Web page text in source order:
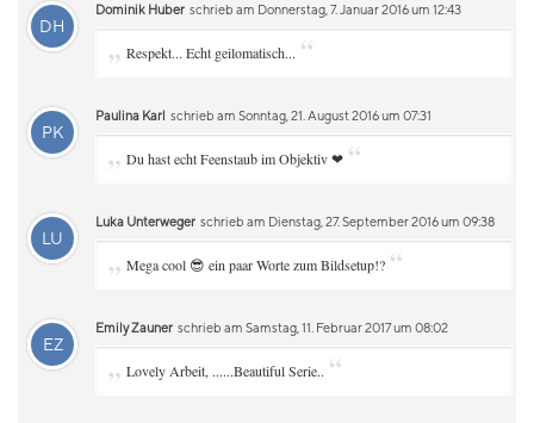
DH
Dominik Huber schrieb am Donnerstag, 7. Januar 2016 um 12:43
„ Respekt... Echt geilomatisch... “
PK
Paulina Karl schrieb am Sonntag, 21. August 2016 um 07:31
„ Du hast echt Feenstaub im Objektiv ❤ “
LU
Luka Unterweger schrieb am Dienstag, 27. September 2016 um 09:38
„ Mega cool 😎 ein paar Worte zum Bildsetup!? “
EZ
Emily Zauner schrieb am Samstag, 11. Februar 2017 um 08:02
„ Lovely Arbeit, ......Beautiful Serie.. “